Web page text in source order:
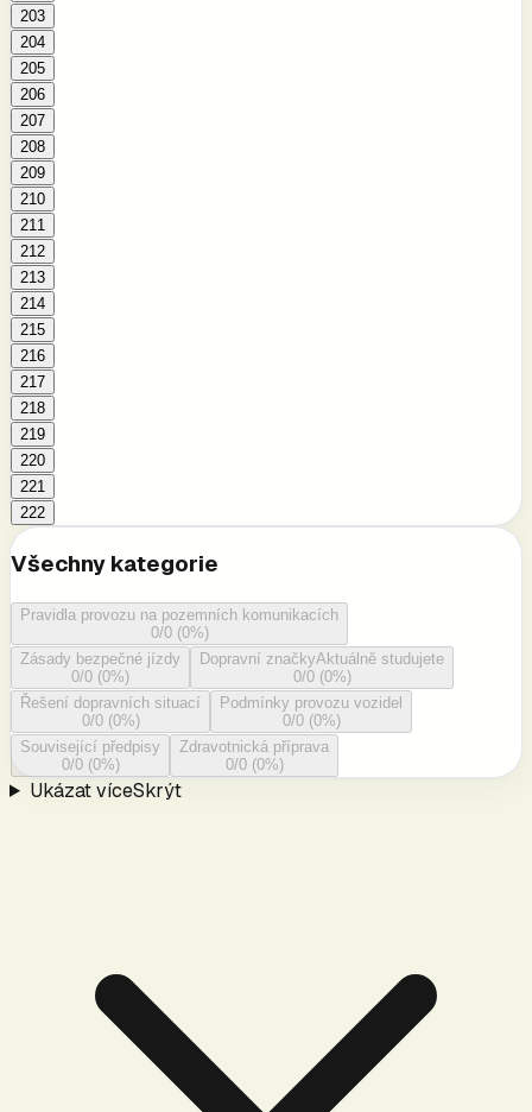
203
204
205
206
207
208
209
210
211
212
213
214
215
216
217
218
219
220
221
222
Všechny kategorie
Pravidla provozu na pozemních komunikacích
0/0(0%)
Zásady bezpečné jízdy
0/0 (0%)
Dopravní značkyAktuálně studujete
0/0(0%)
Řešení dopravních situací
0/0(0%)
Podmínky provozu vozidel
0/0(0%)
Související předpisy
0/0(0%)
Zdravotnická příprava
0/0(0%)
Ukázat víceSkrýt